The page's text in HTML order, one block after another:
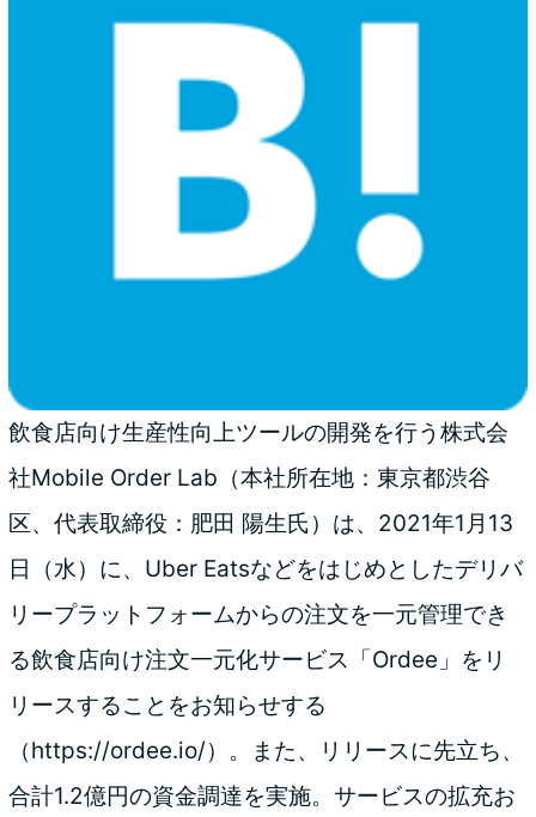
飲食店向け生産性向上ツールの開発を行う株式会
社Mobile Order Lab（本社所在地：東京都渋谷
区、代表取締役：肥田 陽生氏）は、2021年1月13
日（水）に、Uber Eatsなどをはじめとしたデリバ
リープラットフォームからの注文を一元管理でき
る飲食店向け注文一元化サービス「Ordee」をリ
リースすることをお知らせする
（https://ordee.io/）。また、リリースに先立ち、
合計1.2億円の資金調達を実施。サービスの拡充お